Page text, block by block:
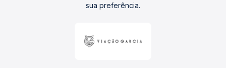
sua preferência.